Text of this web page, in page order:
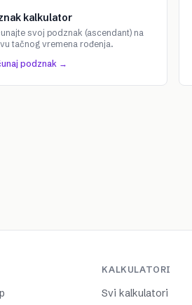
kalkulator
svoj podznak (ascendant) na
tačnog vremena rođenja.
podznak →
KALKULATORI
Svi kalkulatori